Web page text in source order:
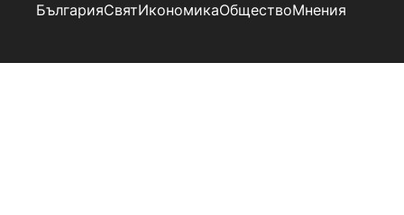
БългарияСвятИкономикаОбществоМнения